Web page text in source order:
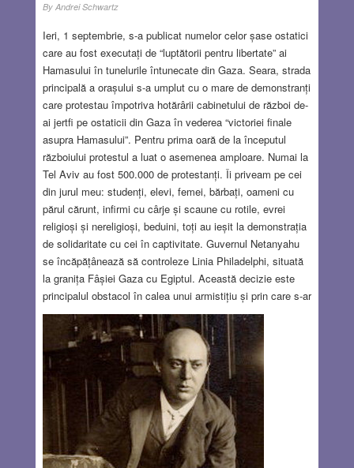
By Andrei Schwartz
Ieri, 1 septembrie, s-a publicat numelor celor șase ostatici
care au fost executați de “luptătorii pentru libertate” ai
Hamasului în tunelurile întunecate din Gaza. Seara, strada
principală a orașului s-a umplut cu o mare de demonstranți
care protestau împotriva hotărârii cabinetului de război de-
ai jertfi pe ostaticii din Gaza în vederea “victoriei finale
asupra Hamasului”. Pentru prima oară de la începutul
războiului protestul a luat o asemenea amploare. Numai la
Tel Aviv au fost 500.000 de protestanți. Îi priveam pe cei
din jurul meu: studenți, elevi, femei, bărbați, oameni cu
părul cărunt, infirmi cu cârje și scaune cu rotile, evrei
religioși și nereligioși, beduini, toți au ieșit la demonstrația
de solidaritate cu cei în captivitate. Guvernul Netanyahu
se încăpățânează să controleze Linia Philadelphi, situată
la granița Fâșiei Gaza cu Egiptul. Această decizie este
principalul obstacol în calea unui armistițiu și prin care s-ar
obține și eliberarea ostaticilor care sunt în pericol de a fi
uciși, numărul lor scade cu fiecare zi care trece (Am
folosit intenționat cuvântul “linie” la fel ca Linia Maginot a
francezilor din al Doilea Război Mondial – amândouă s-au
dovedit la fel de inutile.) Hamasul profită de atuul pe care
îl are prin deținerea a 101 israelieni. Negocierile indirecte
sunt foarte dificile și necesită compromisuri semnificative,
dar nimic nu poate fi mai important decât salvarea vieților
omenești. În ziua de astăzi, Never again a rămas doar o